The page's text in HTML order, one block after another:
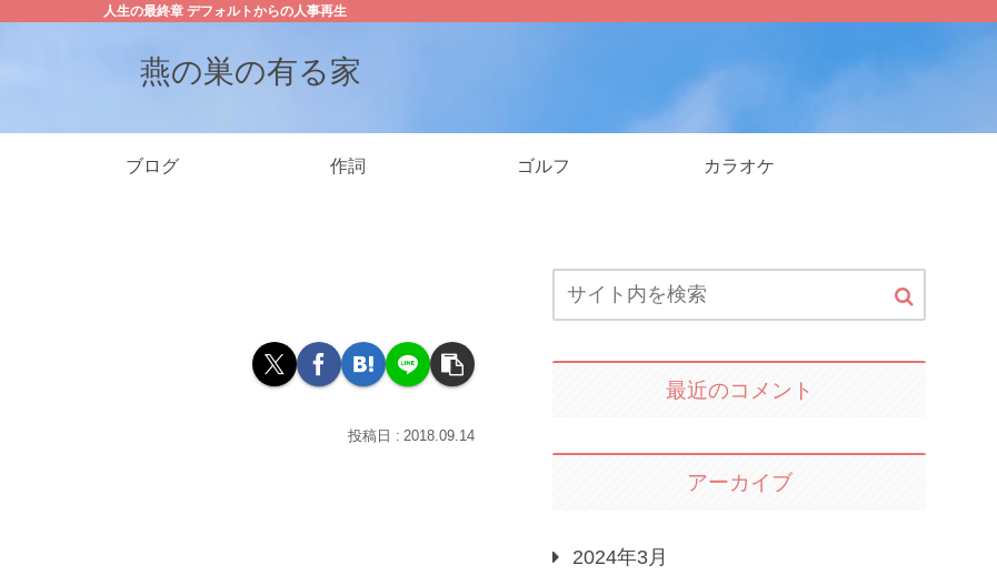
人生の最終章 デフォルトからの人事再生
燕の巣の有る家
ブログ 作詞 ゴルフ カラオケ
2018.09.14
最近のコメント
アーカイブ
2024年3月